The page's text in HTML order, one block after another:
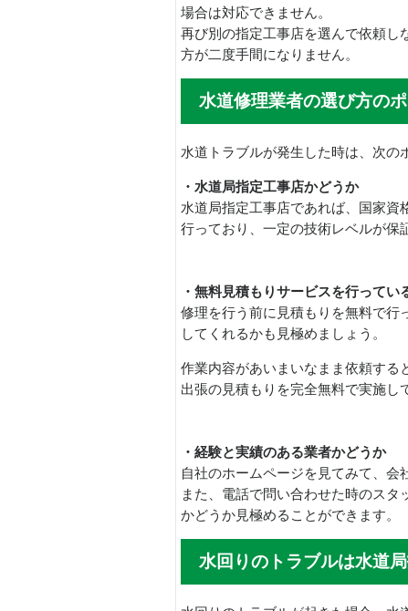
場合は対応できません。
再び別の指定工事店を選んで依頼し
方が二度手間になりません。
水道修理業者の選び方の
水道トラブルが発生した時は、次の
・水道局指定工事店かどうか
水道局指定工事店であれば、国家資
行っており、一定の技術レベルが保
・無料見積もりサービスを行ってい
修理を行う前に見積もりを無料で行
してくれるかも見極めましょう。
作業内容があいまいなまま依頼する
出張の見積もりを完全無料で実施し
・経験と実績のある業者かどうか
自社のホームページを見てみて、会
また、電話で問い合わせた時のス
かどうか見極めることができます。
水回りのトラブルは水道